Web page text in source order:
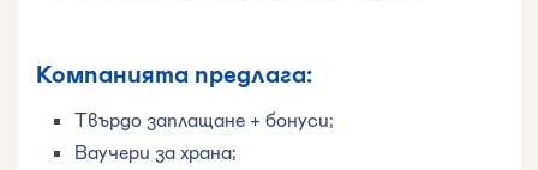
Компанията предлага:
Твърдо заплащане + бонуси;
Ваучери за храна;